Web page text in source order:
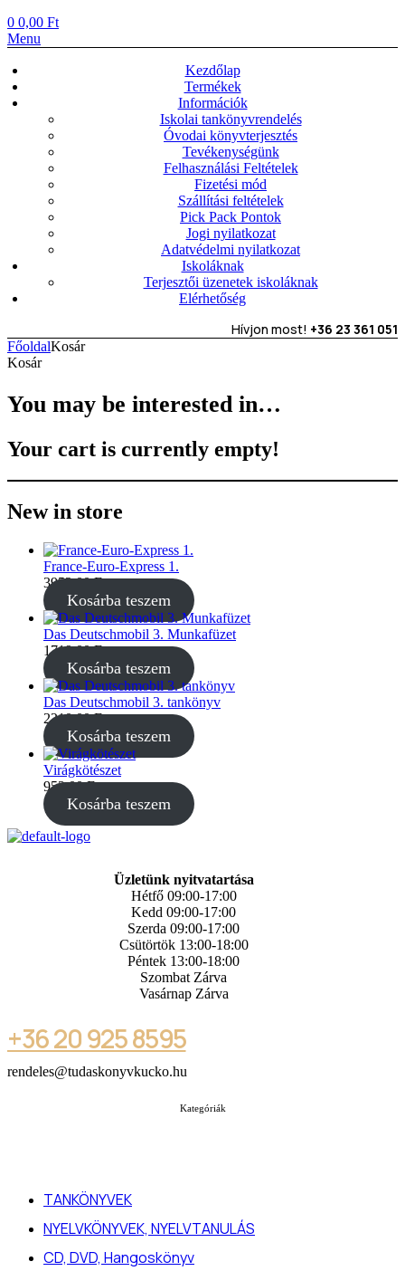
0 0,00 Ft
Menu
Kezdőlap
Termékek
Információk
Iskolai tankönyvrendelés
Óvodai könyvterjesztés
Tevékenységünk
Felhasználási Feltételek
Fizetési mód
Szállítási feltételek
Pick Pack Pontok
Jogi nyilatkozat
Adatvédelmi nyilatkozat
Iskoláknak
Terjesztői üzenetek iskoláknak
Elérhetőség
Hívjon most! +36 23 361 051
FőoldalKosár
Kosár
You may be interested in…
Your cart is currently empty!
New in store
France-Euro-Express 1.
3952,00Ft
Kosárba teszem
Das Deutschmobil 3. Munkafüzet
1719,00Ft
Kosárba teszem
Das Deutschmobil 3. tankönyv
2210,00Ft
Kosárba teszem
Virágkötészet
952,00Ft
Kosárba teszem
Üzletünk nyitvatartása
Hétfő 09:00-17:00
Kedd 09:00-17:00
Szerda 09:00-17:00
Csütörtök 13:00-18:00
Péntek 13:00-18:00
Szombat Zárva
Vasárnap Zárva
+36 20 925 8595
rendeles@tudaskonyvkucko.hu
Kategóriák
TANKÖNYVEK
NYELVKÖNYVEK, NYELVTANULÁS
CD, DVD, Hangoskönyv